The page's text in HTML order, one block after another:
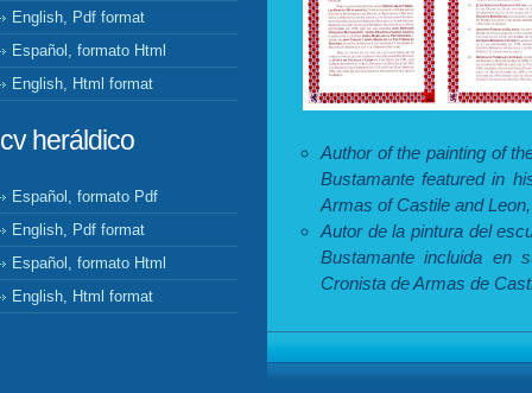
English, Pdf format
Español, formato Html
English, Html format
cv heráldico
Español, formato Pdf
English, Pdf format
Español, formato Html
English, Html format
Author of the painting of
Bustamante featured in
Armas of Castile and
Autor de la pintura del
Bustamante incluida en
Cronista de Armas de